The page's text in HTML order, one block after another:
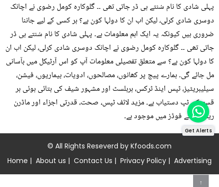
پہلی شادی کا نام سُنتے ہی ڈر جاتی تھی ۔۔ گلوکارہ کومل رضوی نے اچانک
دوسری شادی کرلی، لیکن اب ان کا دولہا کون ہے؟ ہر کسی کے لیے جاننا
ضروری ہیں کیونکہ یہ ایک اہم معلومات ہے۔ پہلی شادی کا نام سُنتے ہی ڈر
جاتی تھی ۔۔ گلوکارہ کومل رضوی نے اچانک دوسری شادی کرلی، لیکن اب ان
کا دولہا کون ہے؟ سے متعلق تفصیلی معلومات آپ کو اس آرٹیکل میں بآسانی
مل جائے گی۔ ہمارے پیج پر کھانوں، مصالحوں، ادویات، بیماریوں، فیشن،
سیلیبریٹیز، ٹپس اینڈ ٹرکس، ہربلسٹ اور مشہور شیف کی بتائی ہوئی ہر
قسم کی ٹپ دستیاب ہے۔ مزید لائف ٹپس، صحت، قدرتی اجزاء اور ماڈرن
ریمیڈی کے فوڈز میں موجود ہے۔
© All Rights Reseverd by Kfoods.com
Home | About us | Contact Us | Privacy Policy | Advertising
↑
Get Alerts